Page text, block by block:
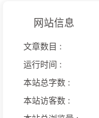
网站信息
文章数目 :
运行时间 :
本站总字数 :
本站访客数 :